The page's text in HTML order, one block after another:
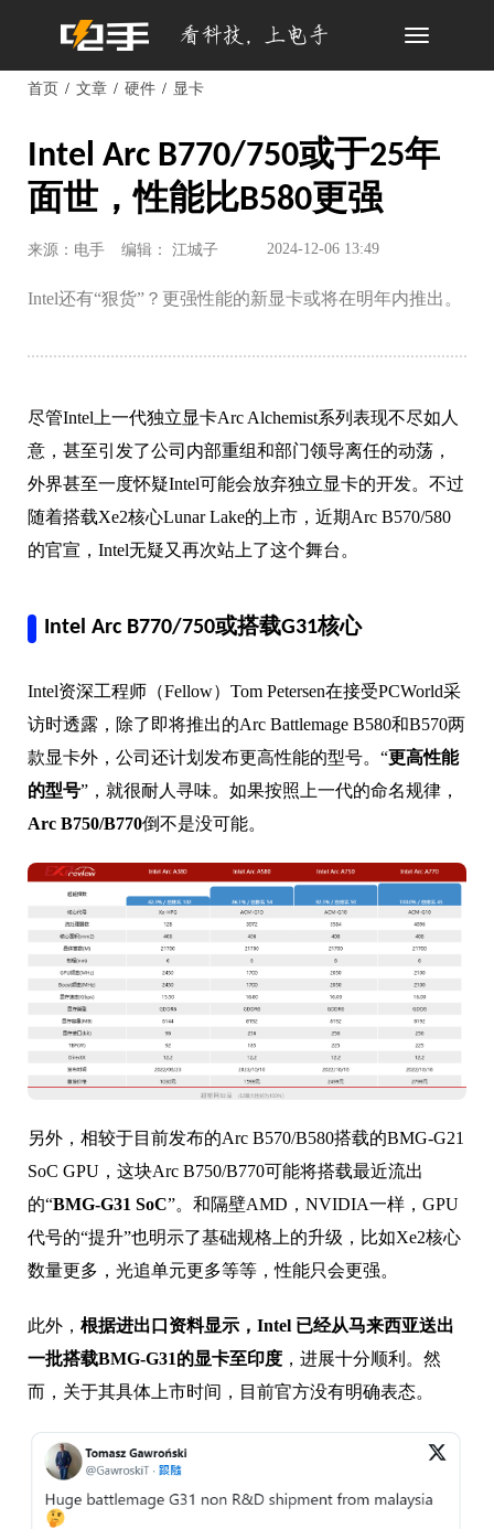
Toggle
首页 文章 硬件 显卡
Intel Arc B770/750或于25年
面世，性能比B580更强
来源：电手 编辑： 江城子 2024-12-06 13:49
Intel还有“狠货”？更强性能的新显卡或将在明年内推出。
尽管Intel上一代独立显卡Arc Alchemist系列表现不尽如人
意，甚至引发了公司内部重组和部门领导离任的动荡，
外界甚至一度怀疑Intel可能会放弃独立显卡的开发。不过
随着搭载Xe2核心Lunar Lake的上市，近期Arc B570/580
的官宣，Intel无疑又再次站上了这个舞台。
Intel Arc B770/750或搭载G31核心
Intel资深工程师（Fellow）Tom Petersen在接受PCWorld采
访时透露，除了即将推出的Arc Battlemage B580和B570两
款显卡外，公司还计划发布更高性能的型号。“更高性能
的型号”，就很耐人寻味。如果按照上一代的命名规律，
Arc B750/B770倒不是没可能。
另外，相较于目前发布的Arc B570/B580搭载的BMG-G21
SoC GPU，这块Arc B750/B770可能将搭载最近流出
的“BMG-G31 SoC”。和隔壁AMD，NVIDIA一样，GPU
代号的“提升”也明示了基础规格上的升级，比如Xe2核心
数量更多，光追单元更多等等，性能只会更强。
此外， 根据进出口资料显示，Intel 已经从马来西亚送出
一批搭载BMG-G31的显卡至印度 ，进展十分顺利。然
而，关于其具体上市时间，目前官方没有明确表态。